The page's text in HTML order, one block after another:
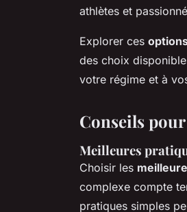
athlètes et
Explorer ces
des choix
votre régime et à
Conseils
Meilleures
Choisir les
complexe compte
pratiques simples